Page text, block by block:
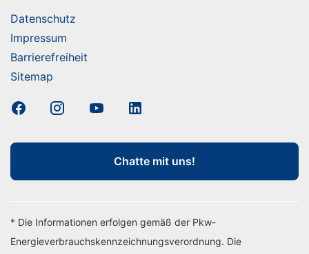
Datenschutz
Impressum
Barrierefreiheit
Sitemap
Chatte mit uns!
* Die Informationen erfolgen gemäß der Pkw-
Energieverbrauchskennzeichnungsverordnung. Die